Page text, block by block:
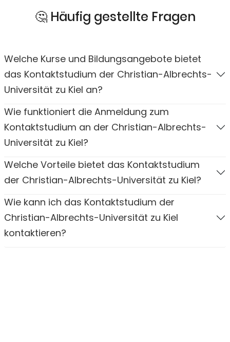
🤔 Häufig gestellte Fragen
Welche Kurse und Bildungsangebote bietet
das Kontaktstudium der Christian-Albrechts-
Universität zu Kiel an?
Wie funktioniert die Anmeldung zum
Kontaktstudium an der Christian-Albrechts-
Universität zu Kiel?
Welche Vorteile bietet das Kontaktstudium
der Christian-Albrechts-Universität zu Kiel?
Wie kann ich das Kontaktstudium der
Christian-Albrechts-Universität zu Kiel
kontaktieren?